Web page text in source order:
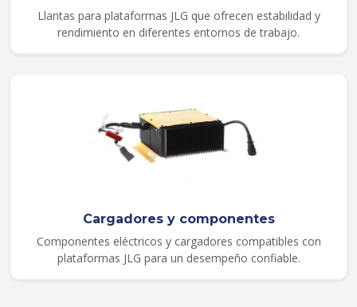
Llantas para plataformas JLG que ofrecen estabilidad y
rendimiento en diferentes entornos de trabajo.
Cargadores y componentes
Componentes eléctricos y cargadores compatibles con
plataformas JLG para un desempeño confiable.